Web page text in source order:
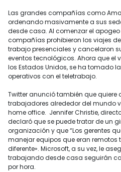
Las grandes compañías como
ordenando masivamente a sus
desde casa. Al comenzar el
compañías prohibieron los viajes
trabajo presenciales y cancelaron
eventos tecnológicos. Ahora que el
los Estados Unidos, se ha tomado
operativos con el teletrabajo.
Twitter anunció también que quiere
trabajadores alrededor del mundo
home office. Jennifer Christie,
declaró que se puede tratar de un
organización y que “Los gerentes
manejar equipos que eran remotos
diferente». Microsoft, a su vez, le
trabajando desde casa seguirán
por hora.